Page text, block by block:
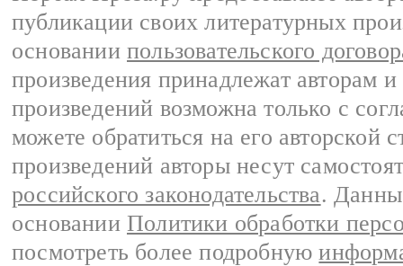
публикации своих литературных
основании пользовательского
произведения принадлежат авторам
произведений возможна только с
можете обратиться на его авторской
произведений авторы несут
российского законодательства.
основании Политики обработки
посмотреть более подробную